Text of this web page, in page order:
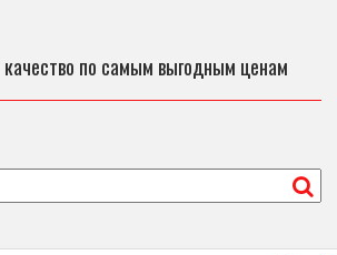
по самым выгодным ценам